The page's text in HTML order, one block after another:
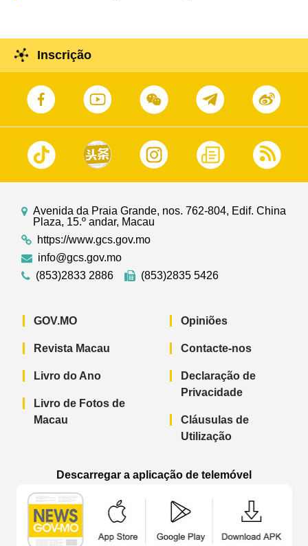
Inscrição
Avenida da Praia Grande, nos. 762-804, Edif. China
Plaza, 15.º andar, Macau
https://www.gcs.gov.mo
info@gcs.gov.mo
(853)2833 2886
(853)2835 5426
GOV.MO
Revista Macau
Livro do Ano
Livro de Fotos de
Macau
Opiniões
Contacte-nos
Declaração de
Privacidade
Cláusulas de
Utilização
Descarregar a aplicação de telemóvel